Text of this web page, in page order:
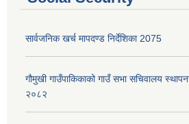
सार्वजनिक खर्च मापदण्ड निर्देशिका 2075
गौमुखी गाउँपाकिकाको गाउँ सभा सचिवालय
२०८२